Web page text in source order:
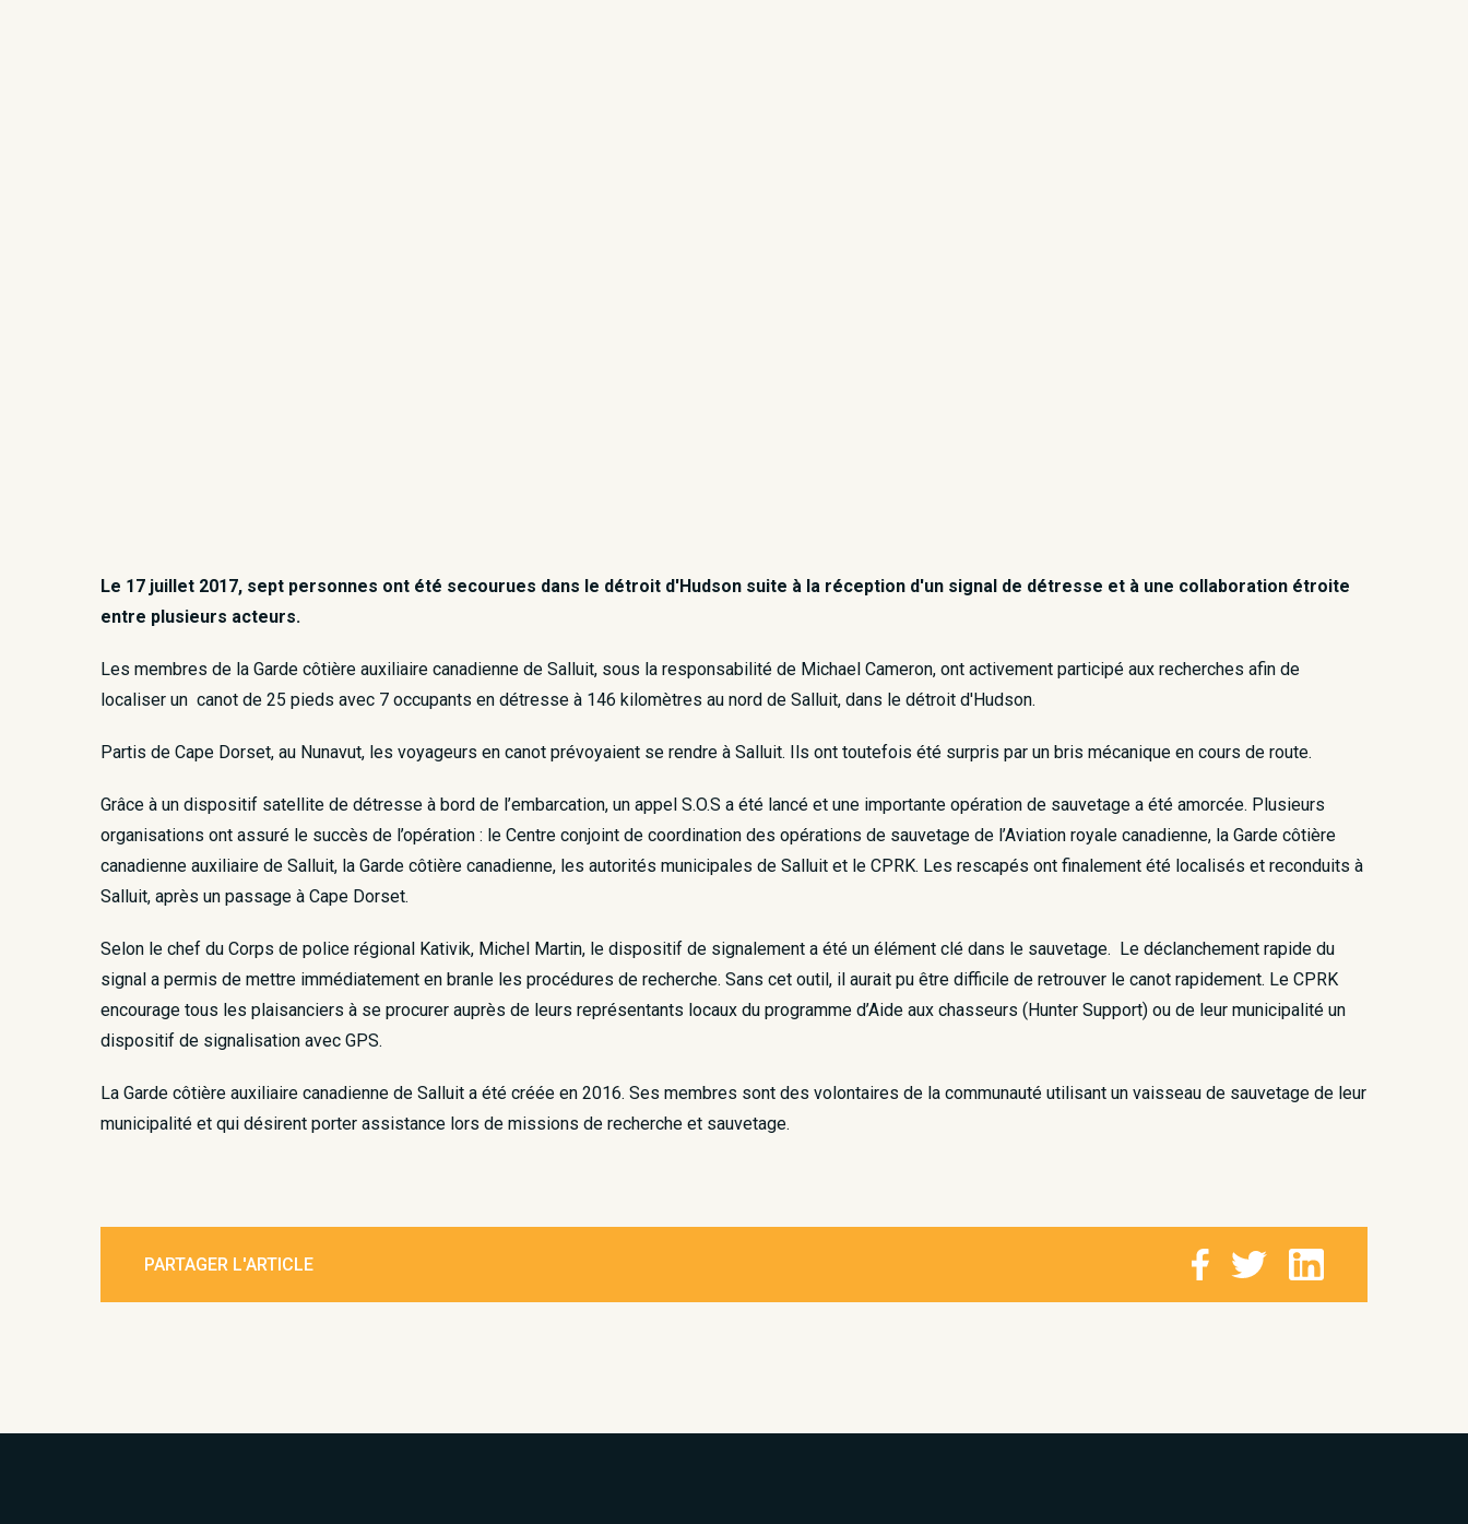
Le 17 juillet 2017, sept personnes ont été secourues dans le détroit d'Hudson suite à la réception d'un signal de détresse et à une collaboration étroite
entre plusieurs acteurs.
Les membres de la Garde côtière auxiliaire canadienne de Salluit, sous la responsabilité de Michael Cameron, ont activement participé aux recherches afin de
localiser un canot de 25 pieds avec 7 occupants en détresse à 146 kilomètres au nord de Salluit, dans le détroit d'Hudson.
Partis de Cape Dorset, au Nunavut, les voyageurs en canot prévoyaient se rendre à Salluit. Ils ont toutefois été surpris par un bris mécanique en cours de route.
Grâce à un dispositif satellite de détresse à bord de l’embarcation, un appel S.O.S a été lancé et une importante opération de sauvetage a été amorcée. Plusieurs
organisations ont assuré le succès de l’opération : le Centre conjoint de coordination des opérations de sauvetage de l’Aviation royale canadienne, la Garde côtière
canadienne auxiliaire de Salluit, la Garde côtière canadienne, les autorités municipales de Salluit et le CPRK. Les rescapés ont finalement été localisés et reconduits à
Salluit, après un passage à Cape Dorset.
Selon le chef du Corps de police régional Kativik, Michel Martin, le dispositif de signalement a été un élément clé dans le sauvetage. Le déclanchement rapide du
signal a permis de mettre immédiatement en branle les procédures de recherche. Sans cet outil, il aurait pu être difficile de retrouver le canot rapidement. Le CPRK
encourage tous les plaisanciers à se procurer auprès de leurs représentants locaux du programme d’Aide aux chasseurs (Hunter Support) ou de leur municipalité un
dispositif de signalisation avec GPS.
La Garde côtière auxiliaire canadienne de Salluit a été créée en 2016. Ses membres sont des volontaires de la communauté utilisant un vaisseau de sauvetage de leur
municipalité et qui désirent porter assistance lors de missions de recherche et sauvetage.
PARTAGER L'ARTICLE